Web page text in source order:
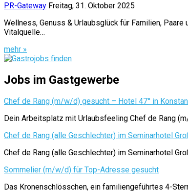
PR-Gateway Freitag, 31. Oktober 2025
Wellness, Genuss & Urlaubsglück für Familien,
Vitalquelle…
mehr »
Jobs im Gastgewerbe
Chef de Rang (m/w/d) gesucht – Hotel 47° in
Dein Arbeitsplatz mit Urlaubsfeeling Chef de Rang
Chef de Rang (alle Geschlechter) im Seminarhotel
Chef de Rang (alle Geschlechter) im Seminarhotel
Sommelier (m/w/d) für Top-Adresse gesucht
Das Kronenschlösschen, ein familiengeführtes 4-